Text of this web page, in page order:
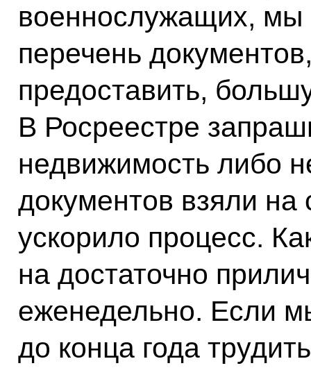
военнослужащих, мы
перечень
предоставить,
В Росреестре
недвижимость либо
документов взяли
ускорило процесс.
на достаточно
еженедельно. Если
до конца года